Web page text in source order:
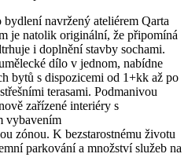
navržený ateliérem Qarta
je natolik originální, že připomíná
i doplnění stavby sochami.
dílo v jednom, nabídne
bytů s dispozicemi od 1+kk až po
terasami. Podmanivou
zařízené interiéry s
vybavením
zónou. K bezstarostnému životu
parkování a množství služeb na